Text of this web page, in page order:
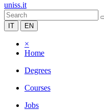
uniss.it
IT EN
×
Home
Degrees
Courses
Jobs